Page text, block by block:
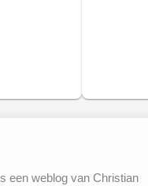
een weblog van Christian